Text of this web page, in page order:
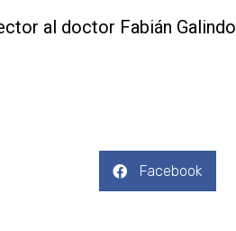
al doctor Fabián Galindo
Facebook